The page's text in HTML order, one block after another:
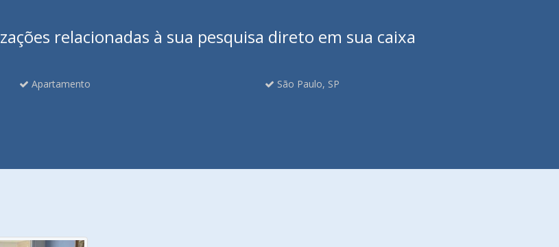
relacionadas à sua pesquisa direto em sua caixa
Apartamento São Paulo, SP